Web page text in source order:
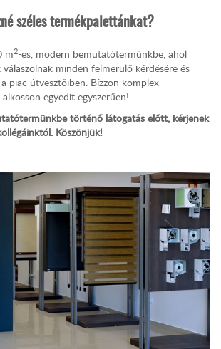
széles termékpalettánkat?
m2-es, modern bemutatótermünkbe, ahol
minden felmerülő kérdésére és
piac útvesztőiben. Bízzon komplex
egyedit egyszerűen!
történő látogatás előtt, kérjenek
Köszönjük!